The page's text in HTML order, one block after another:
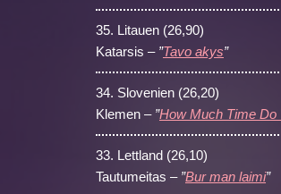
35. Litauen (26,90)
Katarsis – ”Tavo akys”
34. Slovenien (26,20)
Klemen – ”How Much Time Do
33. Lettland (26,10)
Tautumeitas – ”Bur man laimi”